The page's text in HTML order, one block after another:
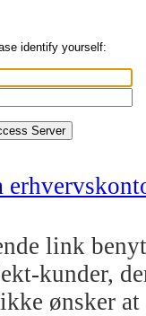
identify yourself:
link
kunder,
ønsker at